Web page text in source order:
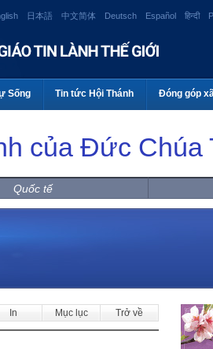
日本語 中文简体 Deutsch Español हिन्दी
Sống Tin tức Hội Thánh Đóng góp
của Đức Chúa
Quốc tế
In Mục lục Trở về